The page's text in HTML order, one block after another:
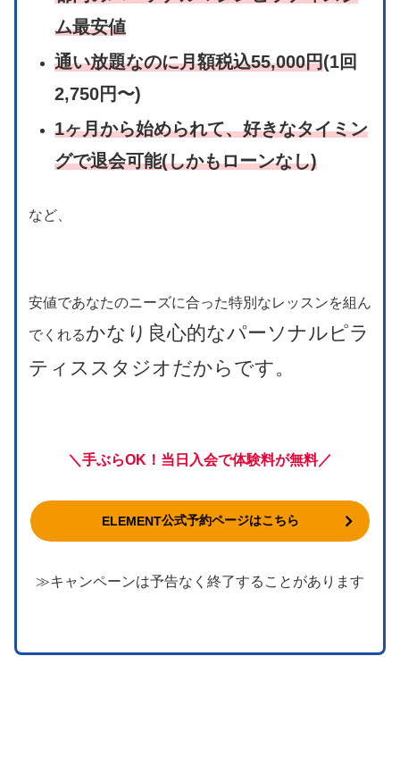
ム最安値
通い放題なのに月額税込55,000円(1回
2,750円〜)
1ヶ月から始められて、好きなタイミン
グで退会可能(しかもローンなし)
など、
安値であなたのニーズに合った特別なレッスンを組ん
でくれるかなり良心的なパーソナルピラ
ティススタジオだからです。
＼手ぶらOK！当日入会で体験料が無料／
ELEMENT公式予約ページはこちら
≫キャンペーンは予告なく終了することがあります